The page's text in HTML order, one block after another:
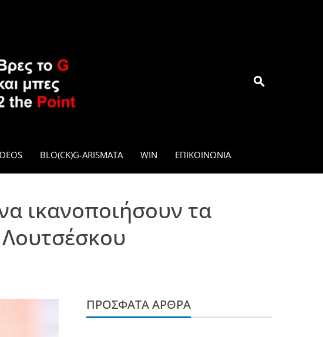
BLO(CK)G-ARISMATA WIN ΕΠΙΚΟΙΝΩΝΊΑ
ικανοποιήσουν τα
ΠΡΌΣΦΑΤΑ ΆΡΘΡΑ